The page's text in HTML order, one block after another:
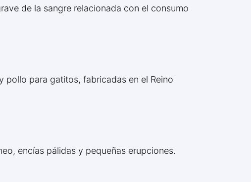
de la sangre relacionada con el consumo
para gatitos, fabricadas en el Reino
encías pálidas y pequeñas erupciones.